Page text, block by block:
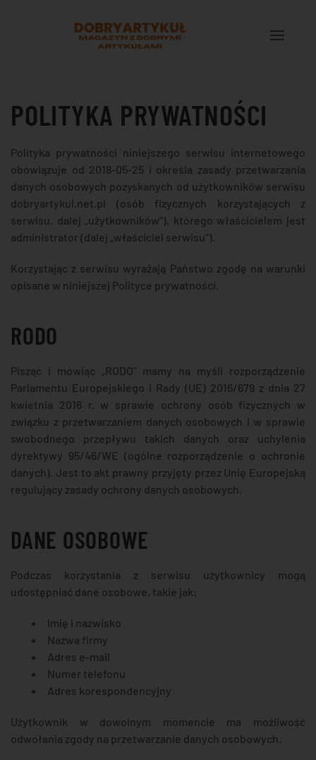
Przejdź do treści głównej
POLITYKA PRYWATNOŚCI
Polityka prywatności niniejszego serwisu internetowego
obowiązuje od 2018-05-25 i określa zasady przetwarzania
danych osobowych pozyskanych od użytkowników serwisu
dobryartykul.net.pl (osób fizycznych korzystających z
serwisu, dalej „użytkowników”), którego właścicielem jest
administrator (dalej „właściciel serwisu”).
Korzystając z serwisu wyrażają Państwo zgodę na warunki
opisane w niniejszej Polityce prywatności.
RODO
Pisząc i mówiąc „RODO” mamy na myśli rozporządzenie
Parlamentu Europejskiego i Rady (UE) 2016/679 z dnia 27
kwietnia 2016 r. w sprawie ochrony osób fizycznych w
związku z przetwarzaniem danych osobowych i w sprawie
swobodnego przepływu takich danych oraz uchylenia
dyrektywy 95/46/WE (ogólne rozporządzenie o ochronie
danych). Jest to akt prawny przyjęty przez Unię Europejską
regulujący zasady ochrony danych osobowych.
DANE OSOBOWE
Podczas korzystania z serwisu użytkownicy mogą
udostępniać dane osobowe, takie jak:
Imię i nazwisko
Nazwa firmy
Adres e-mail
Numer telefonu
Adres korespondencyjny
Użytkownik w dowolnym momencie ma możliwość
odwołania zgody na przetwarzanie danych osobowych.